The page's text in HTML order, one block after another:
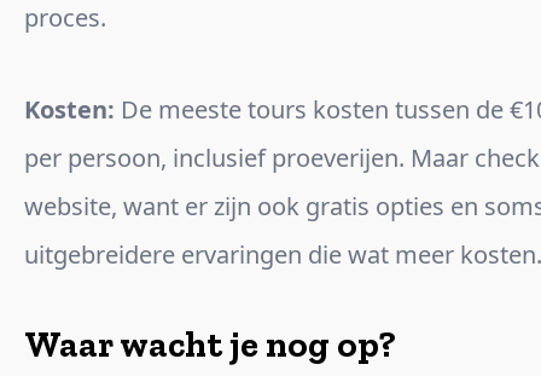
proces.
Kosten: De meeste tours kosten tussen de
per persoon, inclusief proeverijen. Maar
website, want er zijn ook gratis opties en
uitgebreidere ervaringen die wat meer kosten.
Waar wacht je nog op?